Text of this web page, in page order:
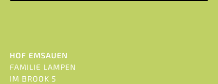
HOF EMSAUEN
FAMILIE LAMPEN
IM BROOK 5